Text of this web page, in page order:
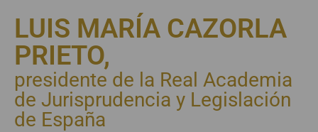
LUIS MARÍA CAZORLA
PRIETO,
presidente de la Real Academia
de Jurisprudencia y Legislación
de España